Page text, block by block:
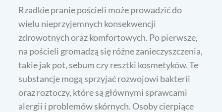
Rzadkie pranie pościeli może prowadzić do
wielu nieprzyjemnych konsekwencji
zdrowotnych oraz komfortowych. Po pierwsze,
na pościeli gromadzą się różne zanieczyszczenia,
takie jak pot, sebum czy resztki kosmetyków. Te
substancje mogą sprzyjać rozwojowi bakterii
oraz roztoczy, które są głównymi sprawcami
alergii i problemów skórnych. Osoby cierpiące